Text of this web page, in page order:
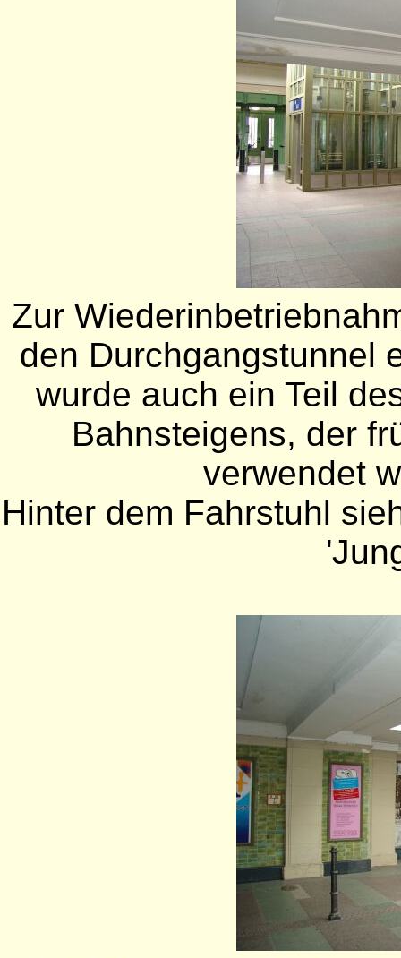
Zur
den Durchgangstunnel
wurde auch ein Teil
Bahnsteigens, der
verwendet
Hinter dem Fahrstuhl